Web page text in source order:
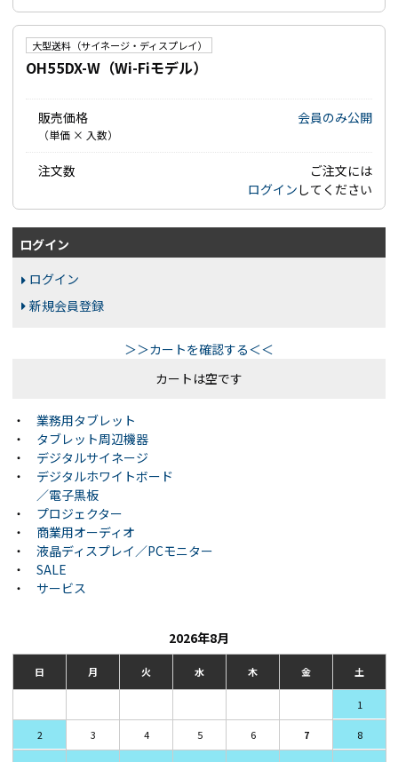
大型送料（サイネージ・ディスプレイ）
OH55DX-W（Wi-Fiモデル）
販売価格
（単価 × 入数）
会員のみ公開
注文数
ご注文には
ログイン してください
ログイン
ログイン
新規会員登録
＞＞カートを確認する＜＜
カートは空です
・
業務用タブレット
・
タブレット周辺機器
・
デジタルサイネージ
・
デジタルホワイトボード
／電子黒板
・
プロジェクター
・
商業用オーディオ
・
液晶ディスプレイ／PCモニター
・
SALE
・
サービス
2026年8月
日 月 火 水 木 金 土
1
2 3 4 5 6 7 8